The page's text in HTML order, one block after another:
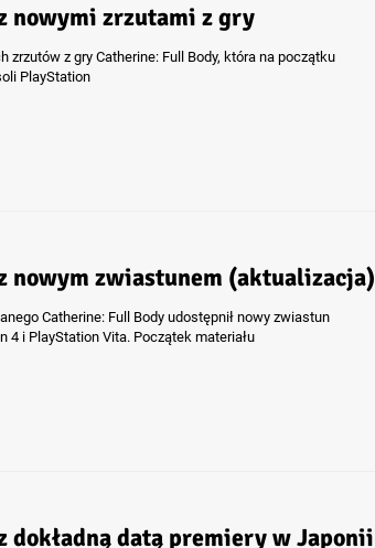
nowymi zrzutami z gry
zrzutów z gry Catherine: Full Body, która na początku
PlayStation
nowym zwiastunem (aktualizacja)
Catherine: Full Body udostępnił nowy zwiastun
4 i PlayStation Vita. Początek materiału
dokładną datą premiery w Japonii